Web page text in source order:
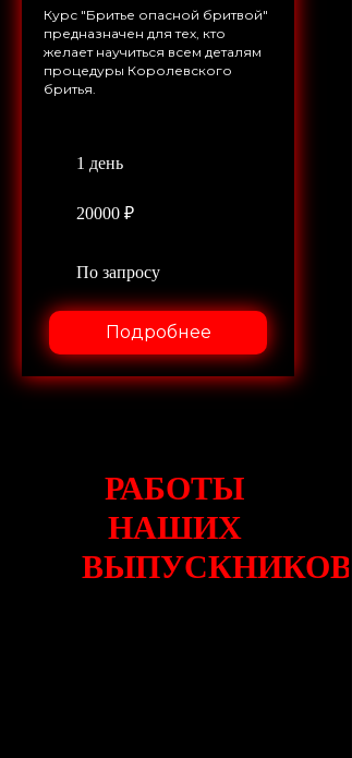
Курс "Бритье опасной бритвой"
предназначен для тех, кто
желает научиться всем деталям
процедуры Королевского
бритья.
1 день
20000 ₽
По запросу
Подробнее
РАБОТЫ
НАШИХ
ВЫПУСКНИКОВ